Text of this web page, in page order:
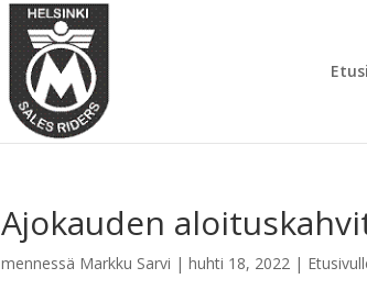
Ajokauden
mennessä Markku Sarvi |huhti 18, 2022 |